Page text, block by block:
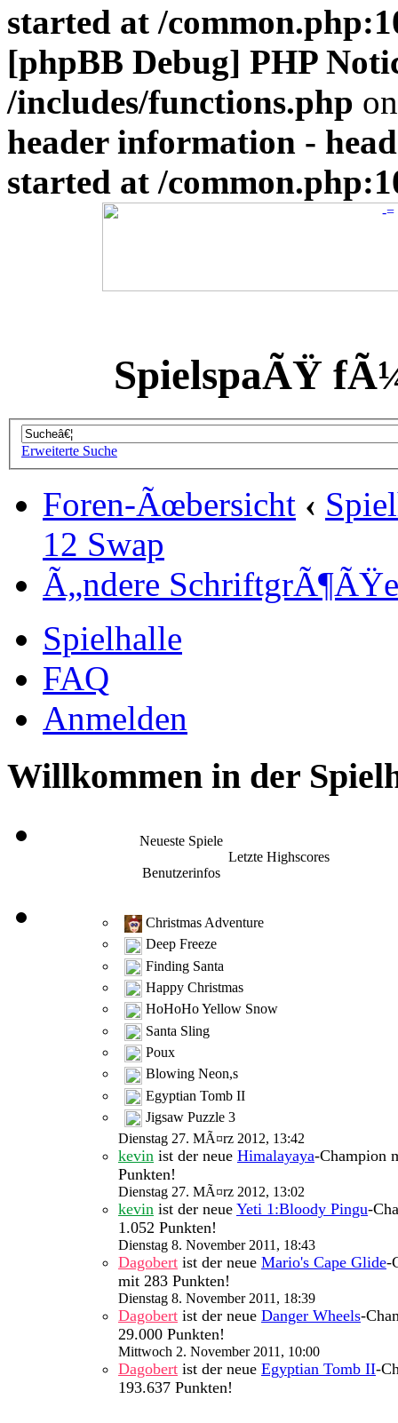
started at /
[phpBB Debug] PHP
/includes/functions.php
header information -
started at /
SpielspaÃŸ
Erweiterte Suche
Foren-Ãœbersicht ‹
12 Swap
Ã„ndere SchriftgrÃ¶ÃŸe
Spielhalle
FAQ
Anmelden
Willkommen in der
Neueste Spiele
Letzte Highscores
Benutzerinfos
Christmas Adventure
Deep Freeze
Finding Santa
Happy Christmas
HoHoHo Yellow Snow
Santa Sling
Poux
Blowing Neon,s
Egyptian Tomb II
Jigsaw Puzzle 3
Dienstag 27. MÃ¤rz 2012, 13:42
kevin ist der neue Himalayaya-Champion
Punkten!
Dienstag 27. MÃ¤rz 2012, 13:02
kevin ist der neue Yeti 1:Bloody Pingu-
1.052 Punkten!
Dienstag 8. November 2011, 18:43
Dagobert ist der neue Mario's Cape Glide-
mit 283 Punkten!
Dienstag 8. November 2011, 18:39
Dagobert ist der neue Danger Wheels-
29.000 Punkten!
Mittwoch 2. November 2011, 10:00
Dagobert ist der neue Egyptian Tomb II-
193.637 Punkten!